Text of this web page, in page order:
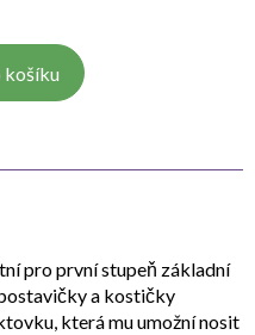
košíku
pro první stupeň základní
a kostičky
která mu umožní nosit